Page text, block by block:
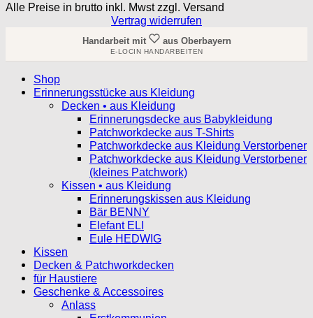
Alle Preise in brutto inkl. Mwst zzgl. Versand
Vertrag widerrufen
Handarbeit mit aus Oberbayern
E-LOCIN HANDARBEITEN
Shop
Erinnerungsstücke aus Kleidung
Decken • aus Kleidung
Erinnerungsdecke aus Babykleidung
Patchworkdecke aus T-Shirts
Patchworkdecke aus Kleidung Verstorbener
Patchworkdecke aus Kleidung Verstorbener
(kleines Patchwork)
Kissen • aus Kleidung
Erinnerungskissen aus Kleidung
Bär BENNY
Elefant ELI
Eule HEDWIG
Kissen
Decken & Patchworkdecken
für Haustiere
Geschenke & Accessoires
Anlass